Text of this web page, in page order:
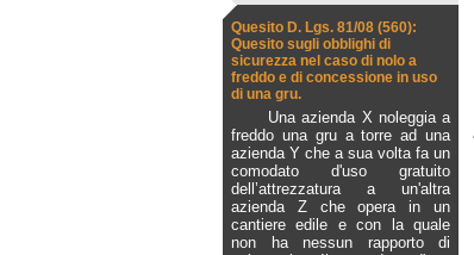
Quesito D. Lgs. 81/08 (560):
Quesito sugli obblighi di
sicurezza nel caso di nolo a
freddo e di concessione in uso
di una gru.
Una azienda X noleggia a
freddo una gru a torre ad una
azienda Y che a sua volta fa un
comodato d'uso gratuito
dell’attrezzatura a un'altra
azienda Z che opera in un
cantiere edile e con la quale
non ha nessun rapporto di